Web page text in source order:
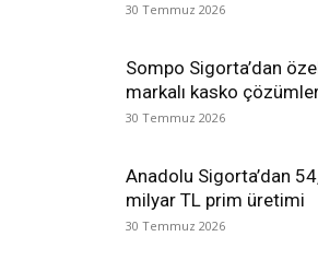
30 Temmuz 2026
Sompo Sigorta’dan
markalı kasko
30 Temmuz 2026
Anadolu Sigorta’dan
milyar TL prim üretimi
30 Temmuz 2026